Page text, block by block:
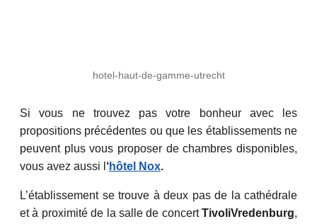
hotel-haut-de-gamme-utrecht
Si vous ne trouvez pas votre bonheur avec les
propositions précédentes ou que les établissements ne
peuvent plus vous proposer de chambres disponibles,
vous avez aussi l ‘hôtel Nox.
L’établissement se trouve à deux pas de la cathédrale
et à proximité de la salle de concertTivoliVredenburg,